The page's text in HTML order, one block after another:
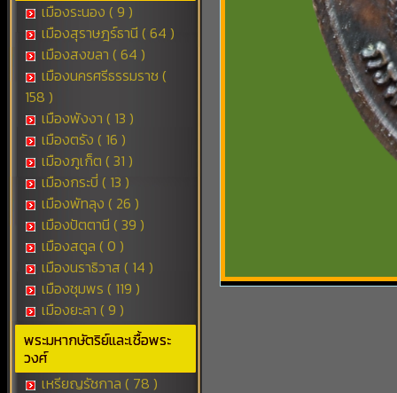
เมืองระนอง ( 9 )
เมืองสุราษฎร์ธานี ( 64 )
เมืองสงขลา ( 64 )
เมืองนครศรีธรรมราช (
158 )
เมืองพังงา ( 13 )
เมืองตรัง ( 16 )
เมืองภูเก็ต ( 31 )
เมืองกระบี่ ( 13 )
เมืองพัทลุง ( 26 )
เมืองปัตตานี ( 39 )
เมืองสตูล ( 0 )
เมืองนราธิวาส ( 14 )
เมืองชุมพร ( 119 )
เมืองยะลา ( 9 )
พระมหากษัตริย์และเชื้อพระ
วงศ์
เหรียญรัชกาล ( 78 )